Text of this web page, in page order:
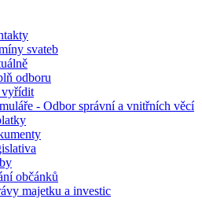
svateb
odboru
vyřídit
- Odbor správní a vnitřních věcí
občánků
majetku a investic